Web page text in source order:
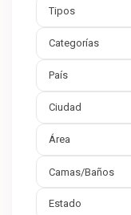
Tipos
Categorías
País
Ciudad
Área
Camas/Baños
Estado